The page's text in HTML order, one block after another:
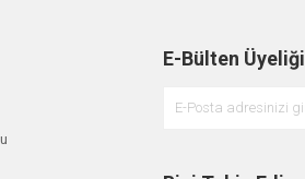
E-Bülten Üyeliği